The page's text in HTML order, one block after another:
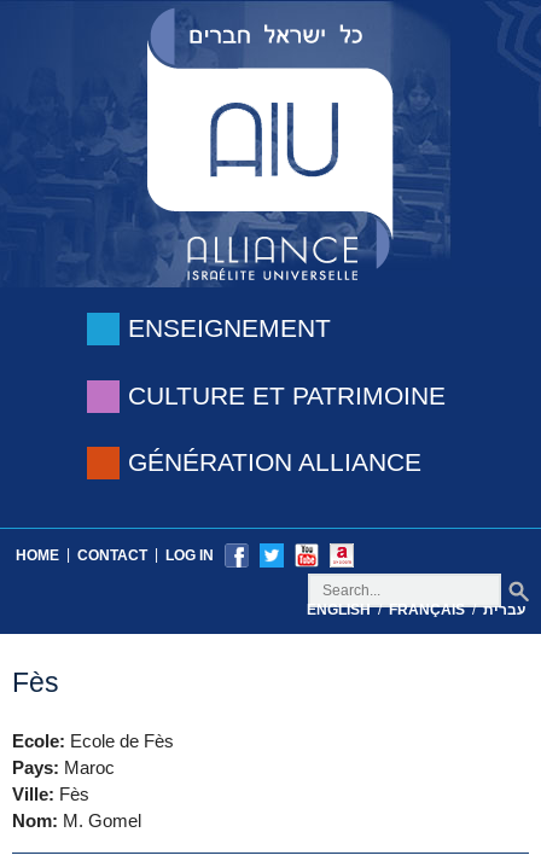
ENSEIGNEMENT
CULTURE ET PATRIMOINE
GÉNÉRATION ALLIANCE
HOME | CONTACT | LOG IN
ENGLISH / FRANÇAIS / עברית
Fès
Ecole: Ecole de Fès
Pays: Maroc
Ville: Fès
Nom: M. Gomel